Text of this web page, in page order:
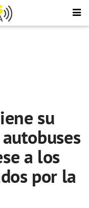
su
a los
por la